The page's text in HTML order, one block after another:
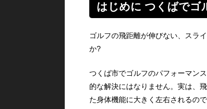
はじめに つくばでゴ
ゴルフの飛距離が伸びない、スラ
か?
つくば市でゴルフのパフォーマン
的な解決にはなりません。実は、
た身体機能に大きく左右されるので